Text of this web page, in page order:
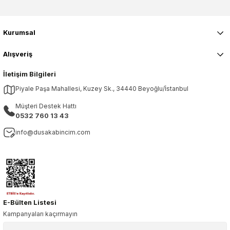
İletişim Bilgileri
Piyale Paşa Mahallesi, Kuzey Sk., 34440 Beyoğlu/İstanbul
Müşteri Destek Hattı
0532 760 13 43
info@dusakabincim.com
Kurumsal
Alışveriş
E-Bülten Listesi
Kampanyaları kaçırmayın